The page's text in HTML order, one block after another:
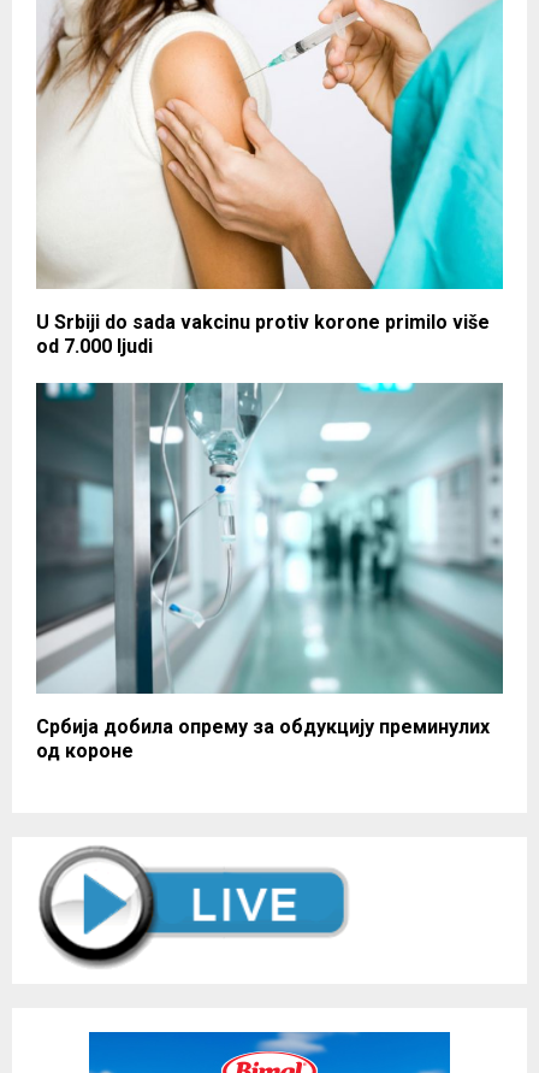
U Srbiji do sada vakcinu protiv korone primilo više
od 7.000 ljudi
Србија добила опрему за обдукцију преминулих
од короне